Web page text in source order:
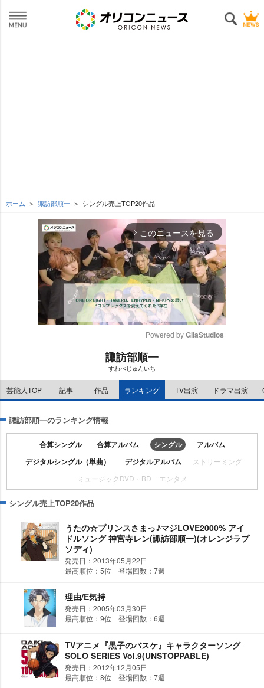
ホーム 諏訪部順一 シングル売上TOP20作品
arrow_forward_ios このニュースを見る
t
e
Powered by GliaStudios
諏訪部順一
すわべじゅんいち
芸能人TOP 記事 作品 ランキング TV出演 ドラマ出演
諏訪部順一のランキング情報
合算シングル 合算アルバム シングル
アルバム
デジタルシングル（単曲）
デジタルアルバム
ストリーミング
ミュージックDVD・BD
エンタメ
シングル売上TOP20作品
うたの☆プリンスさまっ♪マジLOVE2000% アイ
ドルソング 神宮寺レン(諏訪部順一)(オレンジラプ
ソディ)
発売日：2013年05月22日
最高順位：5位 登場回数：7週
理由/E気持
発売日：2005年03月30日
最高順位：9位 登場回数：6週
TVアニメ『黒子のバスケ』キャラクターソング
SOLO SERIES Vol.9(UNSTOPPABLE)
発売日：2012年12月05日
最高順位：8位 登場回数：7週